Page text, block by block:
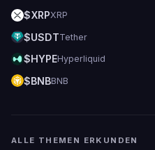
$XRPXRP
$USDTTether
$HYPEHyperliquid
$BNBBNB
ALLE THEMEN ERKUNDEN